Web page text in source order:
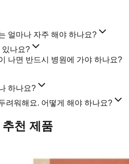
얼마나 자주 해야 하나요?
있나요?
나면 반드시 병원에 가야 하나요?
하나요?
려워해요. 어떻게 해야 하나요?
천 제품